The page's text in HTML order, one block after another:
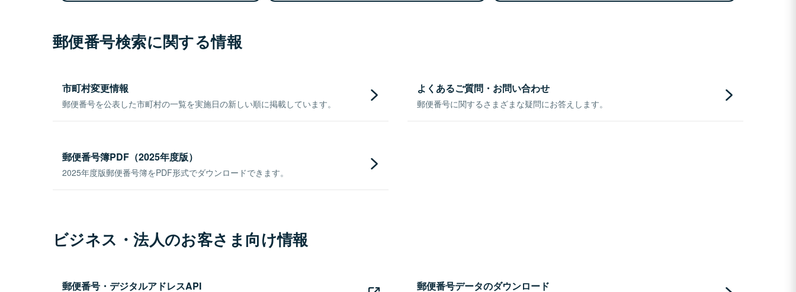
郵便番号検索に関する情報
市町村変更情報
郵便番号を公表した市町村の一覧を実施日の新しい順に掲載しています。
よくあるご質問・お問い合わせ
郵便番号に関するさまざまな疑問にお答えします。
郵便番号簿PDF（2025年度版）
2025年度版郵便番号簿をPDF形式でダウンロードできます。
ビジネス・法人のお客さま向け情報
郵便番号・デジタルアドレスAPI 郵便番号データのダウンロード